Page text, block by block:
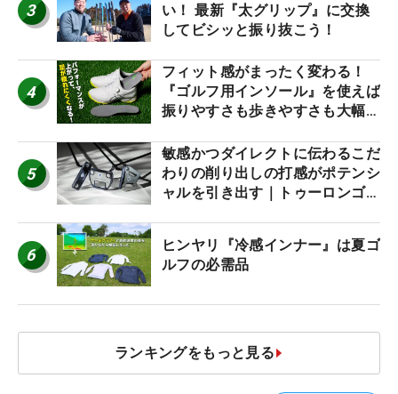
3
い！ 最新『太グリップ』に交換
してビシッと振り抜こう！
4
フィット感がまったく変わる！
『ゴルフ用インソール』を使えば
振りやすさも歩きやすさも大幅に
5
敏感かつダイレクトに伝わるこだ
わりの削り出しの打感がポテンシ
ャルを引き出す｜トゥーロンゴル
6
ヒンヤリ『冷感インナー』は夏ゴ
ルフの必需品
ランキングをもっと見る